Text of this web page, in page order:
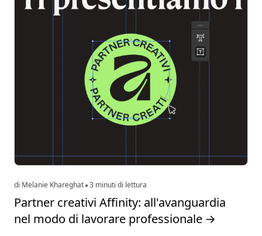
di Melanie Khareghat 3 minuti di lettura
Partner creativi Affinity: all'avanguardia
nel modo di lavorare professionale →